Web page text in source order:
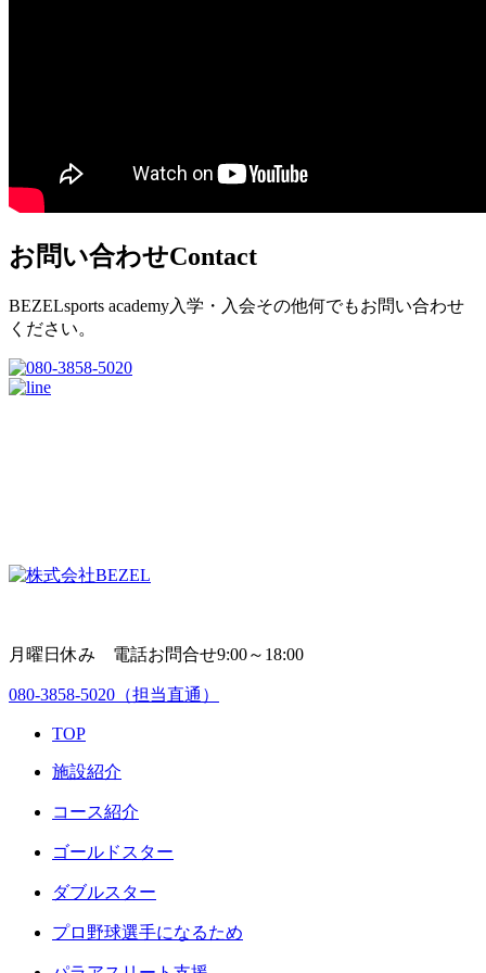
お問い合わせContact
BEZELsports academy入学・入会その他何でもお問い合わせ
ください。
月曜日休み 電話お問合せ9:00～18:00
080-3858-5020 （担当直通）
TOP
施設紹介
コース紹介
ゴールドスター
ダブルスター
プロ野球選手になるため